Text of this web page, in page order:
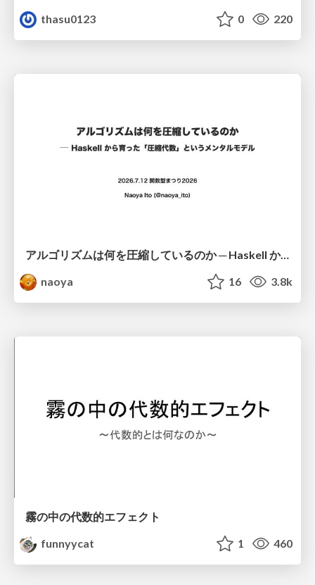
thasu0123
0 220
アルゴリズムは何を圧縮しているのか ─ Haskell から育った「圧縮代数」というメンタルモデル
naoya
16 3.8k
霧の中の代数的エフェクト
funnyycat
1 460